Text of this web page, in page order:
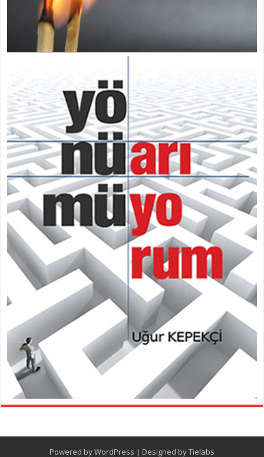
Powered byWordPress | Designed byTielabs